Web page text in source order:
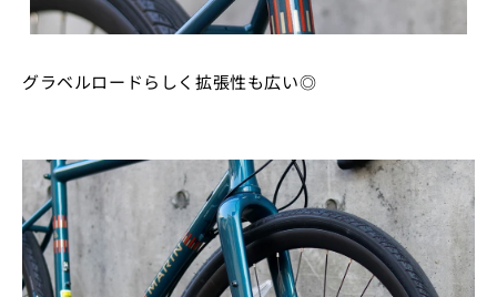
グラベルロードらしく拡張性も広い◎